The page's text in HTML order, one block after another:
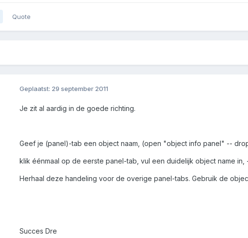
Quote
Geplaatst: 29 september 2011
Je zit al aardig in de goede richting.
Geef je (panel)-tab een object naam, (open "object info panel" --
klik éénmaal op de eerste panel-tab, vul een duidelijk object name
Herhaal deze handeling voor de overige panel-tabs. Gebruik de
Succes Dre